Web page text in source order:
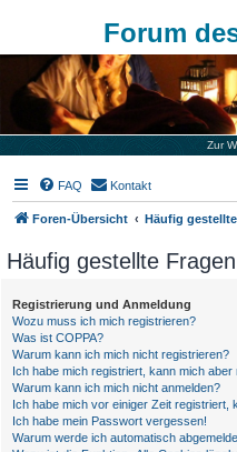
Forum
Zur
FAQ Kontakt
Foren-Übersicht Häufig
Häufig gestellte Fragen
Registrierung und Anmeldung
Wozu muss ich mich registrieren?
Was ist COPPA?
Warum kann ich mich nicht registrieren?
Ich habe mich registriert, kann mich aber
Warum kann ich mich nicht anmelden?
Ich habe mich vor einiger Zeit registriert,
Ich habe mein Passwort vergessen!
Warum werde ich automatisch